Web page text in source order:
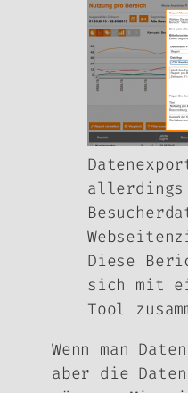
Diese
sich mit
Tool
Wenn man
aber die